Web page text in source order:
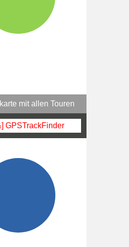
mit allen Touren
GPSTrackFinder